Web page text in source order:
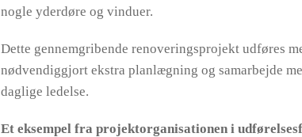
nogle yderdøre og vinduer.
Dette gennemgribende renoveringsprojekt udføres
nødvendiggjort ekstra planlægning og samarbejde
daglige ledelse.
Et eksempel fra projektorganisationen i